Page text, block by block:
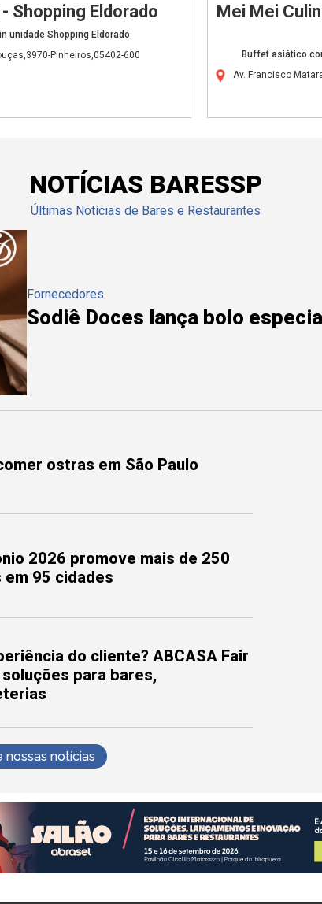
Shopping Eldorado
unidade Shopping Eldorado
Pinheiros,05402-600
Mei Mei
Buffet asiático
Av. Francisco
NOTÍCIAS BARESSP
Últimas Notícias de Bares e Restaurantes
Fornecedores
Sodiê Doces lança bolo
ostras em São Paulo
2026 promove mais de 250
95 cidades
do cliente? ABCASA Fair
para bares,
nossas notícias